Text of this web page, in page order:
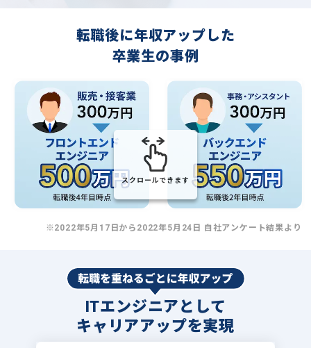
転職後に年収アップした
卒業生の事例
スクロールできます
※2022年5月17日から2022年5月24日 自社アンケート結果より
ITエンジニアとして
キャリアアップを実現